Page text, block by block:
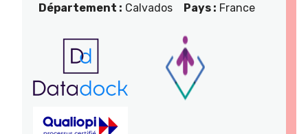
Département : Calvados Pays : France